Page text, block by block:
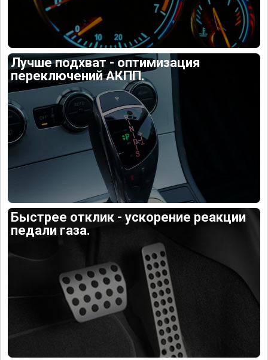
Лучше подхват - оптимизация
переключений АКПП.
Быстрее отклик - ускорение реакции
педали газа.